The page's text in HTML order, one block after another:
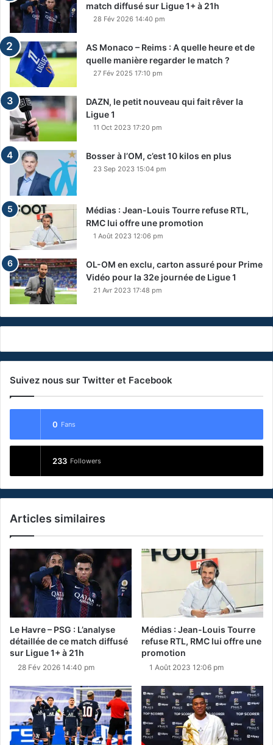
match diffusé sur Ligue 1+ à 21h
28 Fév 2026 14:40 pm
AS Monaco – Reims : A quelle heure et de
quelle manière regarder le match ?
27 Fév 2025 17:10 pm
DAZN, le petit nouveau qui fait rêver la
Ligue 1
11 Oct 2023 17:20 pm
Bosser à l’OM, c’est 10 kilos en plus
23 Sep 2023 15:04 pm
Médias : Jean-Louis Tourre refuse RTL,
RMC lui offre une promotion
1 Août 2023 12:06 pm
OL-OM en exclu, carton assuré pour Prime
Vidéo pour la 32e journée de Ligue 1
21 Avr 2023 17:48 pm
Suivez nous sur Twitter et Facebook
0 Fans
233 Followers
Articles similaires
Le Havre – PSG : L’analyse
détaillée de ce match diffusé
sur Ligue 1+ à 21h
28 Fév 2026 14:40 pm
Médias : Jean-Louis Tourre
refuse RTL, RMC lui offre une
promotion
1 Août 2023 12:06 pm